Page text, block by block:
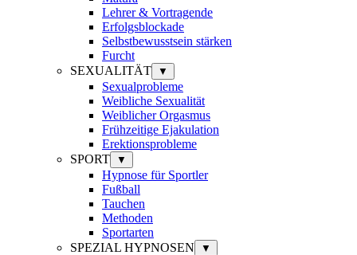
Lehrer & Vortragende
Erfolgsblockade
Selbstbewusstsein stärken
Furcht
SEXUALITÄT
▼
Sexualprobleme
Weibliche Sexualität
Weiblicher Orgasmus
Frühzeitige Ejakulation
Erektionsprobleme
SPORT
▼
Hypnose für Sportler
Fußball
Tauchen
Methoden
Sportarten
SPEZIAL HYPNOSEN
▼